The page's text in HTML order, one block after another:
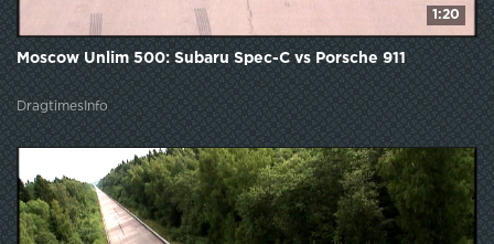
1:20
Moscow Unlim 500: Subaru Spec-C vs Porsche 911
DragtimesInfo